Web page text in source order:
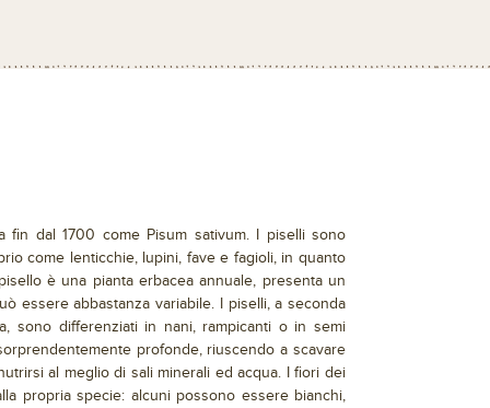
dal 1700 come Pisum sativum. I piselli sono
come lenticchie, lupini, fave e fagioli, in quanto
è una pianta erbacea annuale, presenta un
essere abbastanza variabile. I piselli, a seconda
sono differenziati in nani, rampicanti o in semi
profonde, riuscendo a scavare
al meglio di sali minerali ed acqua. I fiori dei
propria specie: alcuni possono essere bianchi,